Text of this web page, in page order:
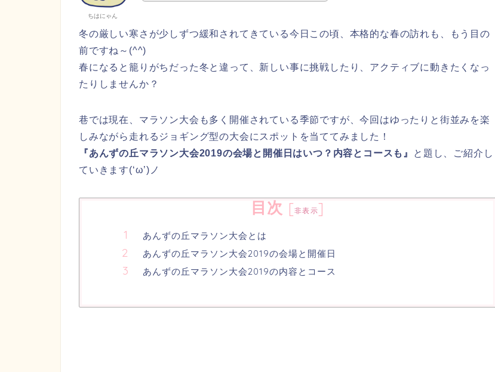
ちはにゃん
冬の厳しい寒さが少しずつ緩和されてきている今日この頃、本格的な春の訪れも、もう目の
前ですね～(^^)
春になると籠りがちだった冬と違って、新しい事に挑戦したり、アクティブに動きたくなっ
たりしませんか？
巷では現在、マラソン大会も多く開催されている季節ですが、今回はゆったりと街並みを楽
しみながら走れるジョギング型の大会にスポットを当ててみました！
『あんずの丘マラソン大会2019の会場と開催日はいつ？内容とコースも』
と題し、ご紹介し
ていきます(‘ω’)ノ
目次 [非表示]
あんずの丘マラソン大会とは
あんずの丘マラソン大会2019の会場と開催日
あんずの丘マラソン大会2019の内容とコース